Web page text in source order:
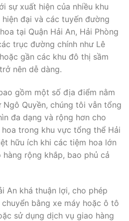
sự xuất hiện của nhiều khu
đại và các tuyến đường
tại Quận Hải An, Hải Phòng
trục đường chính như Lê
gần các khu đô thị sầm
nên dễ dàng.
gồm một số địa điểm nằm
Ngô Quyền, chúng tôi vẫn tổng
đa dạng và rộng hơn cho
trong khu vực tổng thể Hải
hữu ích khi các tiệm hoa lớn
rộng khắp, bao phủ cả
An khá thuận lợi, cho phép
bằng xe máy hoặc ô tô
sử dụng dịch vụ giao hàng